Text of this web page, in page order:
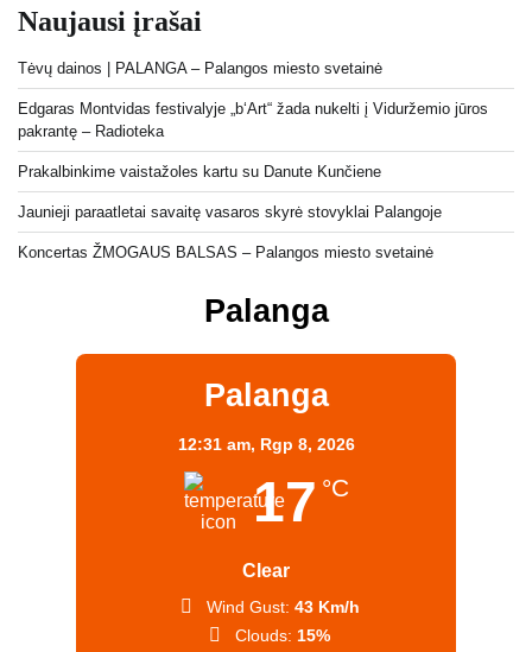
Naujausi įrašai
Tėvų dainos | PALANGA – Palangos miesto svetainė
Edgaras Montvidas festivalyje „b‘Art“ žada nukelti į Viduržemio jūros
pakrantę – Radioteka
Prakalbinkime vaistažoles kartu su Danute Kunčiene
Jaunieji paraatletai savaitę vasaros skyrė stovyklai Palangoje
Koncertas ŽMOGAUS BALSAS – Palangos miesto svetainė
Palanga
Palanga
12:31 am, Rgp 8, 2026
17 °C
Clear
Wind Gust: 43 Km/h
Clouds: 15%